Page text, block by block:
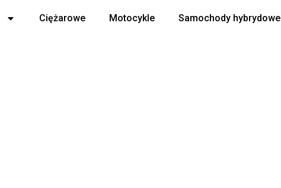
Ciężarowe Motocykle Samochody hybrydowe